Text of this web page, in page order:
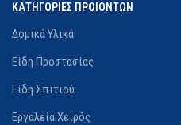
ΚΑΤΗΓΟΡΙΕΣ ΠΡΟΙΟΝΤΩΝ
Δομικά Υλικά
Είδη Προστασίας
Είδη Σπιτιού
Εργαλεία Χειρός